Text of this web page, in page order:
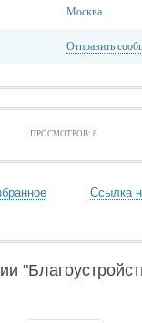
Москва
Отправить
ПРОСМОТРОВ: 8
Ссылка